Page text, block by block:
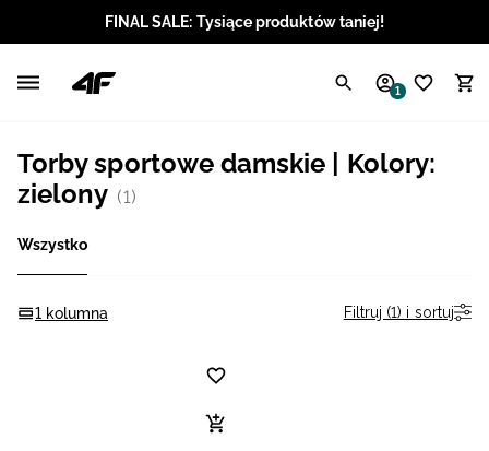
FINAL SALE: Tysiące produktów taniej!
1
Torby sportowe damskie | Kolory:
zielony (1)
Wszystko
1 kolumna Filtruj (1) i sortuj
Angielski / USD